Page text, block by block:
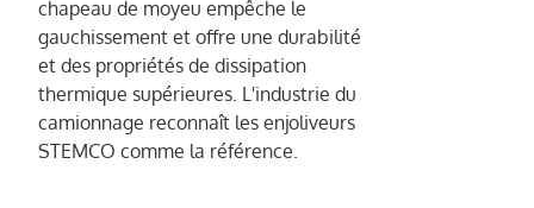
chapeau de moyeu empêche le
gauchissement et offre une durabilité
et des propriétés de dissipation
thermique supérieures. L'industrie du
camionnage reconnaît les enjoliveurs
STEMCO comme la référence.